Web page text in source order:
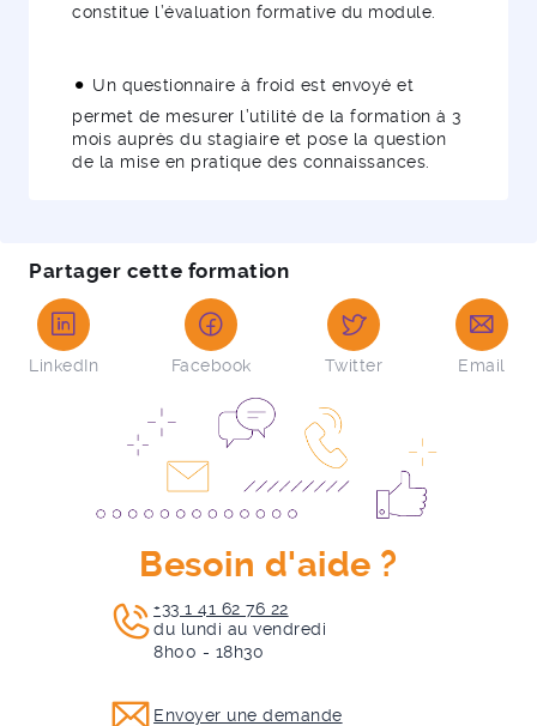
constitue l’évaluation formative du module.
Un questionnaire à froid est envoyé et
permet de mesurer l’utilité de la formation à 3
mois auprès du stagiaire et pose la question
de la mise en pratique des connaissances.
Partager cette formation
LinkedIn Facebook Twitter Email
Besoin d'aide ?
+33 1 41 62 76 22
du lundi au vendredi
8h00 - 18h30
Envoyer une demande